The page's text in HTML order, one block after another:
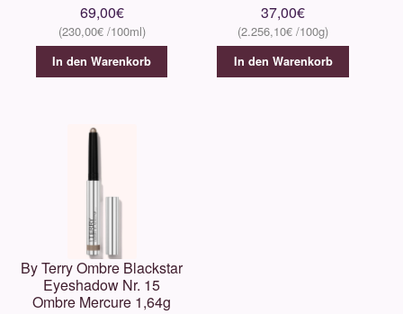
69,00€
230,00€
In den Warenkorb
37,00€
2.256,10€
In den Warenkorb
By Terry Ombre Blackstar
Eyeshadow Nr. 15
Ombre Mercure 1,64g